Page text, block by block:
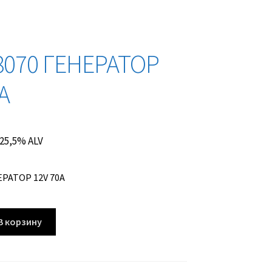
ГЕНЕРАТОР
ALV
12V 70A
корзину